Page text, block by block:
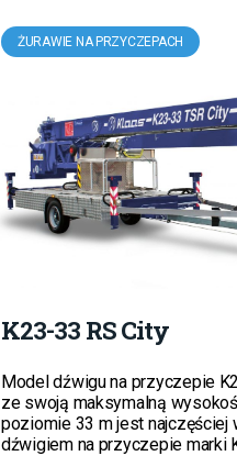
ŻURAWIE NA PRZYCZEPACH
K23-33 RS City
Model dźwigu na przyczepie
ze swoją maksymalną
poziomie 33 m jest najczęściej
dźwigiem na przyczepie marki